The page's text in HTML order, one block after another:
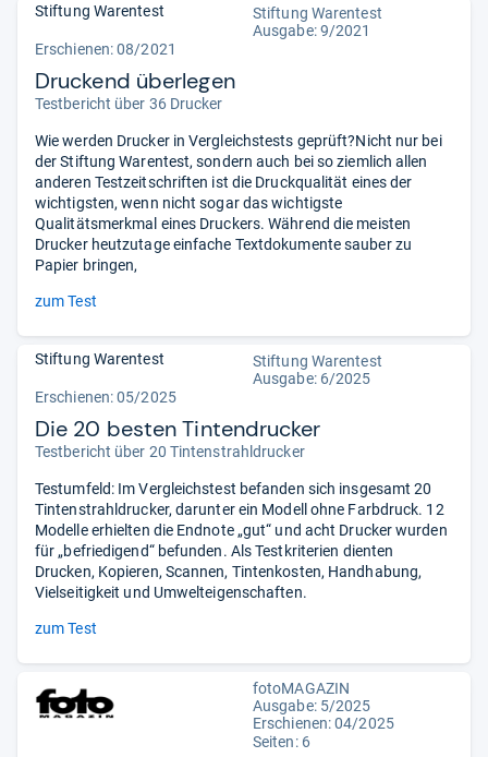
Stiftung Warentest
Stiftung Warentest
Ausgabe: 9/2021
Erschienen: 08/2021
Druckend überlegen
Testbericht über 36 Drucker
Wie werden Drucker in Vergleichstests geprüft?Nicht nur bei
der Stiftung Warentest, sondern auch bei so ziemlich allen
anderen Testzeitschriften ist die Druckqualität eines der
wichtigsten, wenn nicht sogar das wichtigste
Qualitätsmerkmal eines Druckers. Während die meisten
Drucker heutzutage einfache Textdokumente sauber zu
Papier bringen,
zum Test
Stiftung Warentest
Stiftung Warentest
Ausgabe: 6/2025
Erschienen: 05/2025
Die 20 besten Tintendrucker
Testbericht über 20 Tintenstrahldrucker
Testumfeld: Im Vergleichstest befanden sich insgesamt 20
Tintenstrahldrucker, darunter ein Modell ohne Farbdruck. 12
Modelle erhielten die Endnote „gut“ und acht Drucker wurden
für „befriedigend“ befunden. Als Testkriterien dienten
Drucken, Kopieren, Scannen, Tintenkosten, Handhabung,
Vielseitigkeit und Umwelteigenschaften.
zum Test
fotoMAGAZIN
Ausgabe: 5/2025
Erschienen: 04/2025
Seiten: 6